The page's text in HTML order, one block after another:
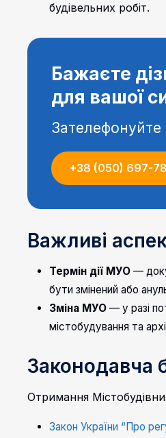
будівельних робіт.
Бажаєте
для вашої
Зателефонуйте
+38 (050) 697-
Важливі
Термін дії МУО —
бути змінений або
Зміна МУО — у разі
містобудування та
Законодавча
Отримання
Закон України “Про